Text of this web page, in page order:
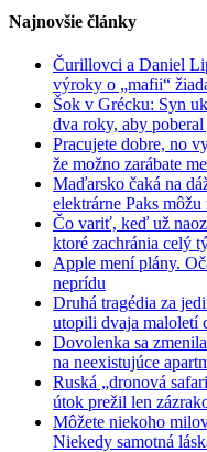
Najnovšie články
Čurillovci a Daniel
výroky o „mafii“
Šok v Grécku: Syn
dva roky, aby
Pracujete dobre, no
že možno zarábate
Maďarsko čaká na
elektrárne Paks
Čo variť, keď už
ktoré zachránia celý
Apple mení plány.
neprídu
Druhá tragédia za
utopili dvaja maloletí
Dovolenka sa
na neexistujúce
Ruská „dronová
útok prežil len
Môžete niekoho
Niekedy samotná